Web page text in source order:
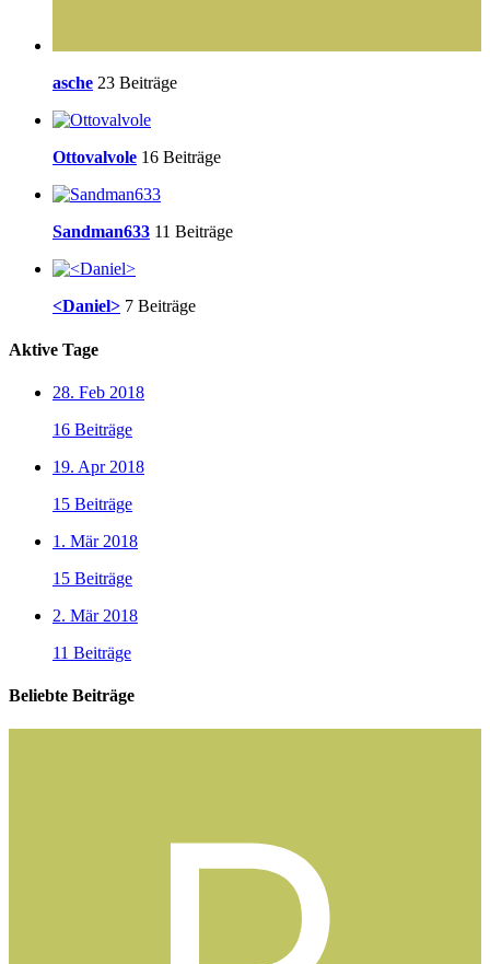
asche 23 Beiträge
Ottovalvole 16 Beiträge
Sandman633 11 Beiträge
<Daniel> 7 Beiträge
Aktive Tage
28. Feb 2018
16 Beiträge
19. Apr 2018
15 Beiträge
1. Mär 2018
15 Beiträge
2. Mär 2018
11 Beiträge
Beliebte Beiträge